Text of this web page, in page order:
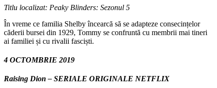
Titlu localizat: Peaky Blinders: Sezonul 5
În vreme ce familia Shelby încearcă să se adapteze consecințelor
căderii bursei din 1929, Tommy se confruntă cu membrii mai tineri
ai familiei și cu rivalii fasciști.
4 OCTOMBRIE 2019
Raising Dion – SERIALE ORIGINALE NETFLIX